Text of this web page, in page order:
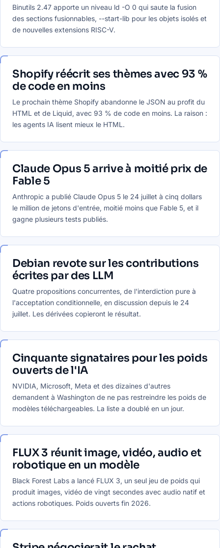
Binutils 2.47 apporte un niveau ld -O 0 qui saute la fusion
des sections fusionnables, --start-lib pour les objets isolés et
de nouvelles extensions RISC-V.
Shopify réécrit ses thèmes avec 93 %
de code en moins
Le prochain thème Shopify abandonne le JSON au profit du
HTML et de Liquid, avec 93 % de code en moins. La raison :
les agents IA lisent mieux le HTML.
Claude Opus 5 arrive à moitié prix de
Fable 5
Anthropic a publié Claude Opus 5 le 24 juillet à cinq dollars
le million de jetons d'entrée, moitié moins que Fable 5, et il
gagne plusieurs tests publiés.
Debian revote sur les contributions
écrites par des LLM
Quatre propositions concurrentes, de l'interdiction pure à
l'acceptation conditionnelle, en discussion depuis le 24
juillet. Les dérivées copieront le résultat.
Cinquante signataires pour les poids
ouverts de l'IA
NVIDIA, Microsoft, Meta et des dizaines d'autres
demandent à Washington de ne pas restreindre les poids de
modèles téléchargeables. La liste a doublé en un jour.
FLUX 3 réunit image, vidéo, audio et
robotique en un modèle
Black Forest Labs a lancé FLUX 3, un seul jeu de poids qui
produit images, vidéo de vingt secondes avec audio natif et
actions robotiques. Poids ouverts fin 2026.